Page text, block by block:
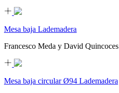
Mesa baja Lademadera
Francesco Meda y David Quincoces
Mesa baja circular Ø94 Lademadera